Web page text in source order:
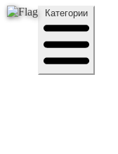
Перейти
Перейти
Категории